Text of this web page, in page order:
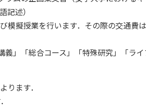
記述）
模擬授業を行います．その際の交通費は
」「総合コース」「特殊研究」「ライ
ります．